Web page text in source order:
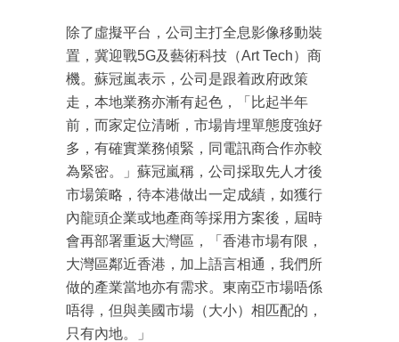
除了虛擬平台，公司主打全息影像移動裝
置，冀迎戰5G及藝術科技（Art Tech）商
機。蘇冠嵐表示，公司是跟着政府政策
走，本地業務亦漸有起色，「比起半年
前，而家定位清晰，市場肯埋單態度強好
多，有確實業務傾緊，同電訊商合作亦較
為緊密。」蘇冠嵐稱，公司採取先人才後
市場策略，待本港做出一定成績，如獲行
內龍頭企業或地產商等採用方案後，屆時
會再部署重返大灣區，「香港市場有限，
大灣區鄰近香港，加上語言相通，我們所
做的產業當地亦有需求。東南亞市場唔係
唔得，但與美國市場（大小）相匹配的，
只有內地。」